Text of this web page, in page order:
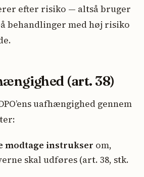
efter risiko — altså bruger
behandlinger med høj risiko
(art. 38)
uafhængighed gennem
modtage instrukser om,
skal udføres (art. 38, stk.